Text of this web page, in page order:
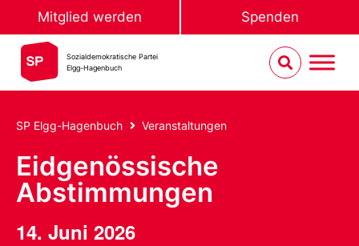
Mitglied werden Spenden
Sozialdemokratische Partei
Elgg-Hagenbuch
SP Elgg-Hagenbuch Veranstaltungen
Eidgenössische
Abstimmungen
14. Juni 2026